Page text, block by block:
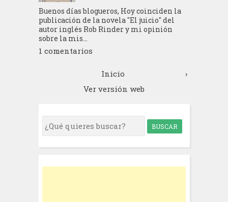
Buenos días blogueros, Hoy coinciden la
publicación de la novela "El juicio" del
autor inglés Rob Rinder y mi opinión
sobre la mis...
1 comentarios
›
Inicio
Ver versión web
S
e
r